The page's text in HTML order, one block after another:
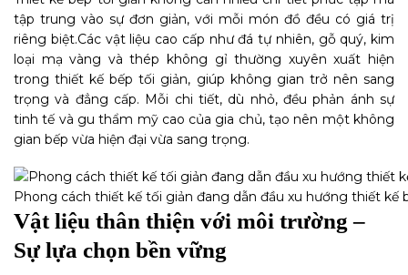
tập trung vào sự đơn giản, với mỗi món đồ đều có giá trị
riêng biệt.Các vật liệu cao cấp như đá tự nhiên, gỗ quý, kim
loại mạ vàng và thép không gỉ thường xuyên xuất hiện
trong thiết kế bếp tối giản, giúp không gian trở nên sang
trọng và đẳng cấp. Mỗi chi tiết, dù nhỏ, đều phản ánh sự
tinh tế và gu thẩm mỹ cao của gia chủ, tạo nên một không
gian bếp vừa hiện đại vừa sang trọng.
Phong cách thiết kế tối giản đang dẫn đầu xu hướng thiết kế
Vật liệu thân thiện với môi trường –
Sự lựa chọn bền vững